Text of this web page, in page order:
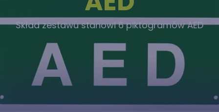
Skład zestawu stanowi 6 piktogramów AED